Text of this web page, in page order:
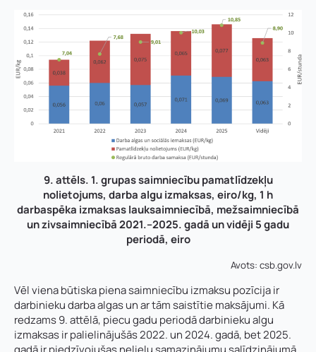
9. attēls. 1. grupas saimniecību pamatlīdzekļu
nolietojums, darba algu izmaksas, eiro/kg, 1 h
darbaspēka izmaksas lauksaimniecībā, mežsaimniecībā
un zivsaimniecībā 2021.–2025. gadā un vidēji 5 gadu
periodā, eiro
Avots: csb.gov.lv
Vēl viena būtiska piena saimniecību izmaksu pozīcija ir
darbinieku darba algas un ar tām saistītie maksājumi. Kā
redzams 9. attēlā, piecu gadu periodā darbinieku algu
izmaksas ir palielinājušās 2022. un 2024. gadā, bet 2025.